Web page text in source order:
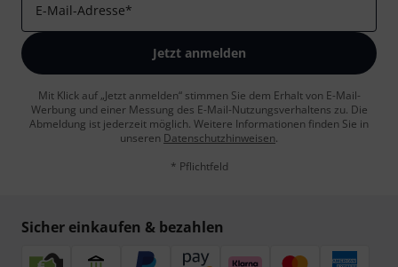
E-Mail-Adresse*
Jetzt anmelden
Mit Klick auf „Jetzt anmelden“ stimmen Sie dem Erhalt von E-Mail-
Werbung und einer Messung des E-Mail-Nutzungsverhaltens zu. Die
Abmeldung ist jederzeit möglich. Weitere Informationen finden Sie in
unseren Datenschutzhinweisen.
* Pflichtfeld
Sicher einkaufen & bezahlen